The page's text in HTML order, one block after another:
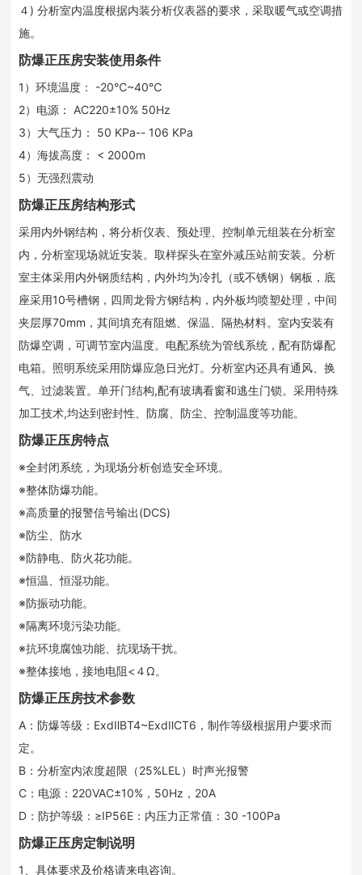
４) 分析室内温度根据内装分析仪表器的要求，采取暖气或空调措
施。
防爆正压房安装使用条件
1）环境温度： -20℃~40℃
2）电源： AC220±10% 50Hz
3）大气压力： 50 KPa-- 106 KPa
4）海拔高度： < 2000m
5）无强烈震动
防爆正压房结构形式
采用内外钢结构，将分析仪表、预处理、控制单元组装在分析室
内，分析室现场就近安装。取样探头在室外减压站前安装。分析
室主体采用内外钢质结构，内外均为冷扎（或不锈钢）钢板，底
座采用10号槽钢，四周龙骨方钢结构，内外板均喷塑处理，中间
夹层厚70mm，其间填充有阻燃、保温、隔热材料。室内安装有
防爆空调，可调节室内温度。电配系统为管线系统，配有防爆配
电箱。照明系统采用防爆应急日光灯。分析室内还具有通风、换
气、过滤装置。单开门结构,配有玻璃看窗和逃生门锁。采用特殊
加工技术,均达到密封性、防腐、防尘、控制温度等功能。
防爆正压房特点
※全封闭系统，为现场分析创造安全环境。
※整体防爆功能。
※高质量的报警信号输出(DCS)
※防尘、防水
※防静电、防火花功能。
※恒温、恒湿功能。
※防振动功能。
※隔离环境污染功能。
※抗环境腐蚀功能、抗现场干扰。
※整体接地，接地电阻<４Ω。
防爆正压房技术参数
A：防爆等级：ExdⅡBT4~ExdⅡCT6，制作等级根据用户要求而
定。
B：分析室内浓度超限（25%LEL）时声光报警
C：电源：220VAC±10%，50Hz，20A
D：防护等级：≥IP56E：内压力正常值：30 -100Pa
防爆正压房定制说明
1、具体要求及价格请来电咨询。